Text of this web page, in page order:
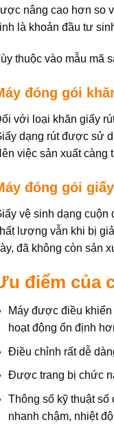
nâng cao hơn so
là khoản đầu tư
thuộc vào mẫu mã
đóng gói
với loại khăn giấy
dạng rút được sử
việc sản xuất càng
đóng gói
vệ sinh dạng
lượng vẫn khi bị
đã không còn sản
điểm của
Máy được điều
hoạt động ổn định
Điều chỉnh rất dễ
Được trang bị chức
Thông số kỹ thuật số
nhanh chậm, nhiệt